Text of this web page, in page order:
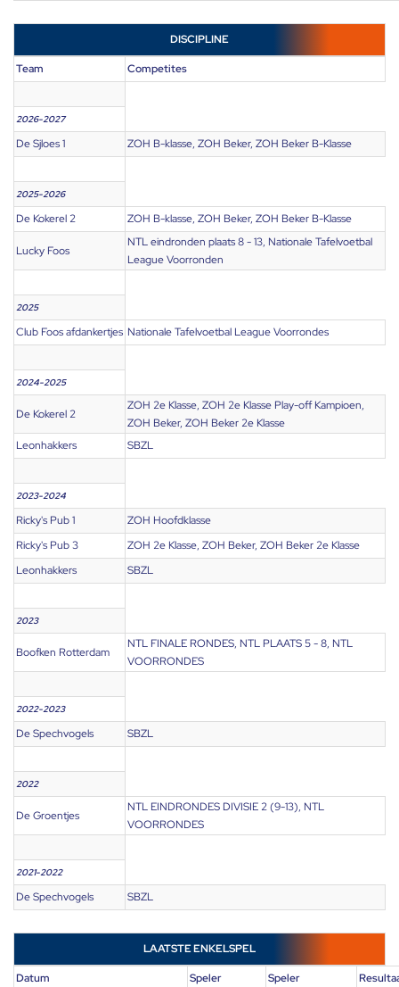
DISCIPLINE
Team Competites
2026-2027
De Sjloes 1 ZOH B-klasse, ZOH Beker, ZOH Beker B-Klasse
2025-2026
De Kokerel 2 ZOH B-klasse, ZOH Beker, ZOH Beker B-Klasse
Lucky Foos
NTL eindronden plaats 8 - 13, Nationale Tafelvoetbal
League Voorronden
2025
Club Foos afdankertjes Nationale Tafelvoetbal League Voorrondes
2024-2025
De Kokerel 2
ZOH 2e Klasse, ZOH 2e Klasse Play-off Kampioen,
ZOH Beker, ZOH Beker 2e Klasse
Leonhakkers
SBZL
2023-2024
Ricky's Pub 1
ZOH Hoofdklasse
Ricky's Pub 3
ZOH 2e Klasse, ZOH Beker, ZOH Beker 2e Klasse
Leonhakkers
SBZL
2023
Boofken Rotterdam
NTL FINALE RONDES, NTL PLAATS 5 - 8, NTL
VOORRONDES
2022-2023
De Spechvogels SBZL
2022
De Groentjes
NTL EINDRONDES DIVISIE 2 (9-13), NTL
VOORRONDES
2021-2022
De Spechvogels SBZL
LAATSTE ENKELSPEL
Datum Speler Speler